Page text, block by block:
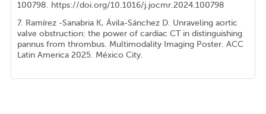
100798. https://doi.org/10.1016/j.jocmr.2024.100798
7. Ramírez -Sanabria K, Ávila-Sánchez D. Unraveling aortic
valve obstruction: the power of cardiac CT in distinguishing
pannus from thrombus. Multimodality Imaging Poster. ACC
Latin America 2025. México City.